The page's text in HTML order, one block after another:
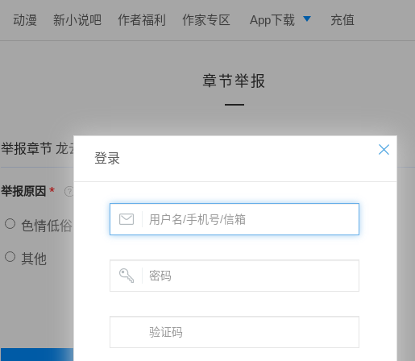
动漫 新小说吧 作者福利 作家专区 App下载
写作助手
充值
章节举报
举报章节 龙云武帝——第三百六十一章 夜魔
举报原因 *
色情低俗 政治敏感 暴力低俗
其他
登录